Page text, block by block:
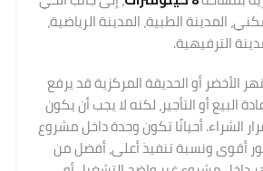
المدينة الطبية، المدينة الرياضية،
الترفيهية.
الأخضر أو الحديقة المركزية قد يرفع
البيع أو التأجير، لكنه لا يجب أن يكون
الشراء. أحيانًا تكون وحدة داخل مشروع
أقوى ونسبة تنفيذ أعلى، أفضل من